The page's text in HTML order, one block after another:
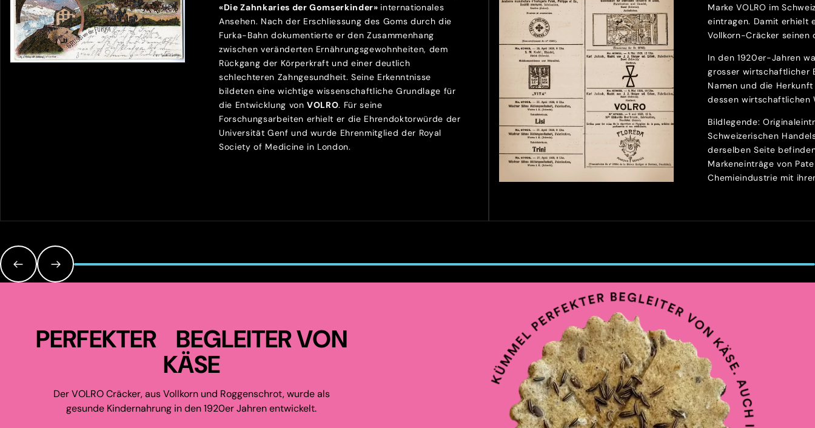
«Die Zahnkaries der Gomserkinder» internationales
Ansehen. Nach der Erschliessung des Goms durch die
Furka-Bahn dokumentierte er den Zusammenhang
zwischen veränderten Ernährungsgewohnheiten, dem
Rückgang der Körperkraft und einer deutlich
schlechteren Zahngesundheit. Seine Erkenntnisse
bildeten eine wichtige wissenschaftliche Grundlage für
die Entwicklung vonVOLRO. Für seine
Forschungsarbeiten erhielt er die Ehrendoktorwürde der
Universität Genf und wurde Ehrenmitglied der Royal
Society of Medicine in London.
Marke VOLRO im
eintragen. Damit erhielt
Vollkorn-Cräcker seinen
In den 1920er-Jahren
grosser wirtschaftlicher
Namen und die
dessen wirtschaftlichen
Bildlegende:
Schweizerischen
derselben Seite
Markeneinträge von
Chemieindustrie mit
PERFEKTER BEGLEITER VON
KÄSE
Der VOLRO Cräcker, aus Vollkorn und Roggenschrot, wurde als
gesunde Kindernahrung in den 1920er Jahren entwickelt.